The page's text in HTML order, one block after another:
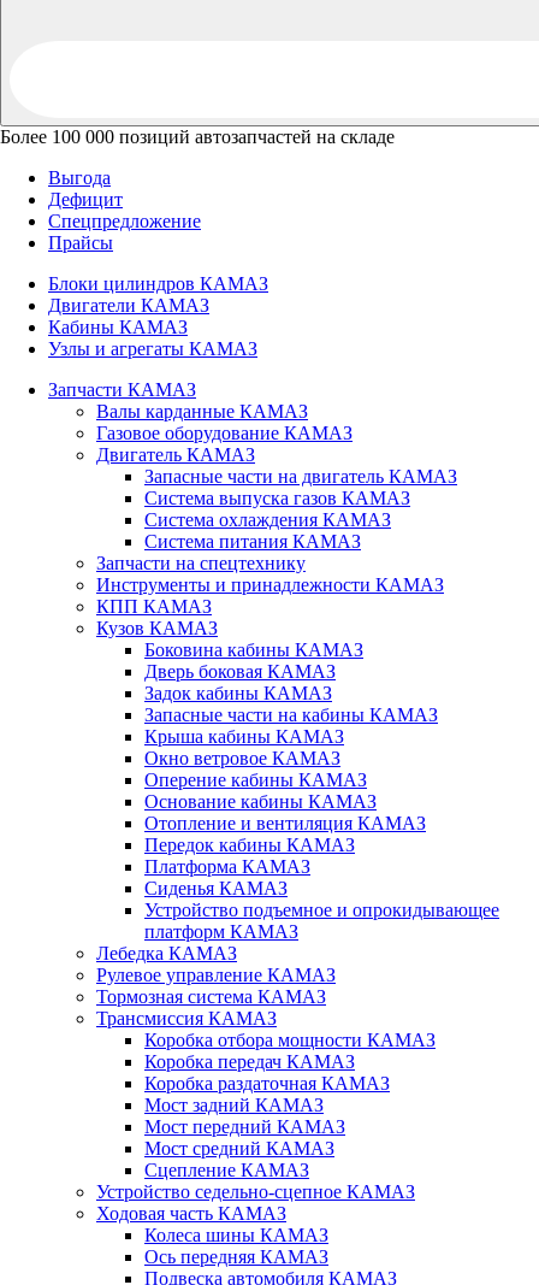
Более 100 000 позиций автозапчастей на складе
Выгода
Дефицит
Спецпредложение
Прайсы
Блоки цилиндров КАМАЗ
Двигатели КАМАЗ
Кабины КАМАЗ
Узлы и агрегаты КАМАЗ
Запчасти КАМАЗ
Валы карданные КАМАЗ
Газовое оборудование КАМАЗ
Двигатель КАМАЗ
Запасные части на двигатель КАМАЗ
Система выпуска газов КАМАЗ
Система охлаждения КАМАЗ
Система питания КАМАЗ
Запчасти на спецтехнику
Инструменты и принадлежности КАМАЗ
КПП КАМАЗ
Кузов КАМАЗ
Боковина кабины КАМАЗ
Дверь боковая КАМАЗ
Задок кабины КАМАЗ
Запасные части на кабины КАМАЗ
Крыша кабины КАМАЗ
Окно ветровое КАМАЗ
Оперение кабины КАМАЗ
Основание кабины КАМАЗ
Отопление и вентиляция КАМАЗ
Передок кабины КАМАЗ
Платформа КАМАЗ
Сиденья КАМАЗ
Устройство подъемное и опрокидывающее
платформ КАМАЗ
Лебедка КАМАЗ
Рулевое управление КАМАЗ
Тормозная система КАМАЗ
Трансмиссия КАМАЗ
Коробка отбора мощности КАМАЗ
Коробка передач КАМАЗ
Коробка раздаточная КАМАЗ
Мост задний КАМАЗ
Мост передний КАМАЗ
Мост средний КАМАЗ
Сцепление КАМАЗ
Устройство седельно-сцепное КАМАЗ
Ходовая часть КАМАЗ
Колеса шины КАМАЗ
Ось передняя КАМАЗ
Подвеска автомобиля КАМАЗ